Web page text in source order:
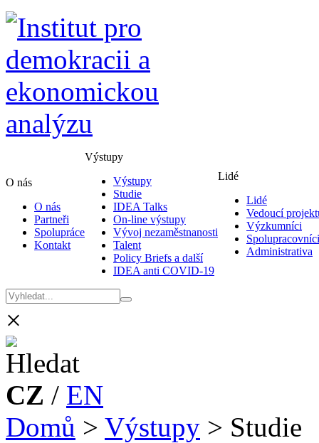
O nás
O nás
Partneři
Spolupráce
Kontakt
Výstupy
Výstupy
Studie
IDEA Talks
On-line výstupy
Vývoj nezaměstnanosti
Talent
Policy Briefs a další
IDEA anti COVID-19
Lidé
Lidé
Vedoucí
Výzkumníci
Spolupracovníci
Administrativa
×
CZ / EN
Domů > Výstupy > Studie